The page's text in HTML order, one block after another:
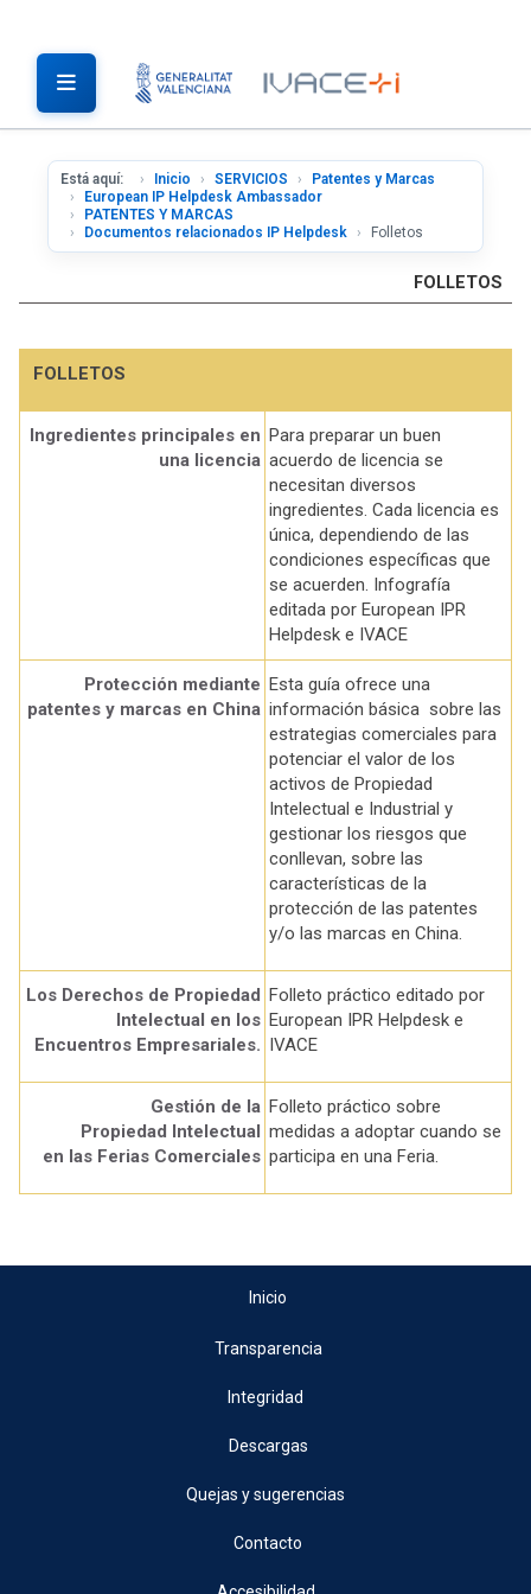
Está aquí: Inicio SERVICIOS
Patentes y Marcas
European IP Helpdesk Ambassador
PATENTES Y MARCAS
Documentos relacionados IP Helpdesk
Folletos
FOLLETOS
FOLLETOS
Ingredientes principales en
una licencia
Para preparar un buen
acuerdo de licencia se
necesitan diversos
ingredientes. Cada licencia es
única, dependiendo de las
condiciones específicas que
se acuerden. Infografía
editada por European IPR
Helpdesk e IVACE
Protección mediante
patentes y marcas en China
Esta guía ofrece una
información básica sobre las
estrategias comerciales para
potenciar el valor de los
activos de Propiedad
Intelectual e Industrial y
gestionar los riesgos que
conllevan, sobre las
características de la
protección de las patentes
y/o las marcas en China.
Los Derechos de Propiedad
Intelectual en los
Encuentros Empresariales.
Folleto práctico editado por
European IPR Helpdesk e
IVACE
Gestión de la
Propiedad Intelectual
en las Ferias Comerciales
Folleto práctico sobre
medidas a adoptar cuando se
participa en una Feria.
Inicio
Transparencia
Integridad
Descargas
Quejas y sugerencias
Contacto